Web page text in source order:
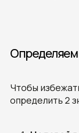
Чтобы
определить 2